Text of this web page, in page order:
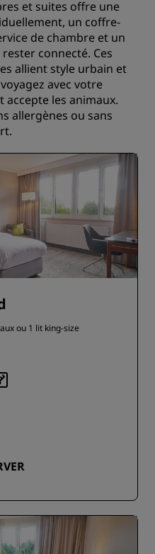
et suites offre une
un coffre-
de chambre et un
connecté. Ces
allient style urbain et
avec votre
accepte les animaux.
allergènes ou sans
ou 1 lit king-size